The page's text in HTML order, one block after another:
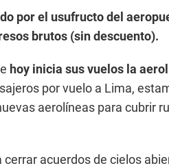
por el usufructo del
brutos (sin descuento).
hoy inicia sus vuelos la
por vuelo a Lima,
aerolíneas para cubrir
cerrar acuerdos de cielos